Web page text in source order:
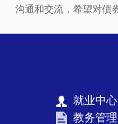
沟通和交流，希望对债
就业中心
教务管理